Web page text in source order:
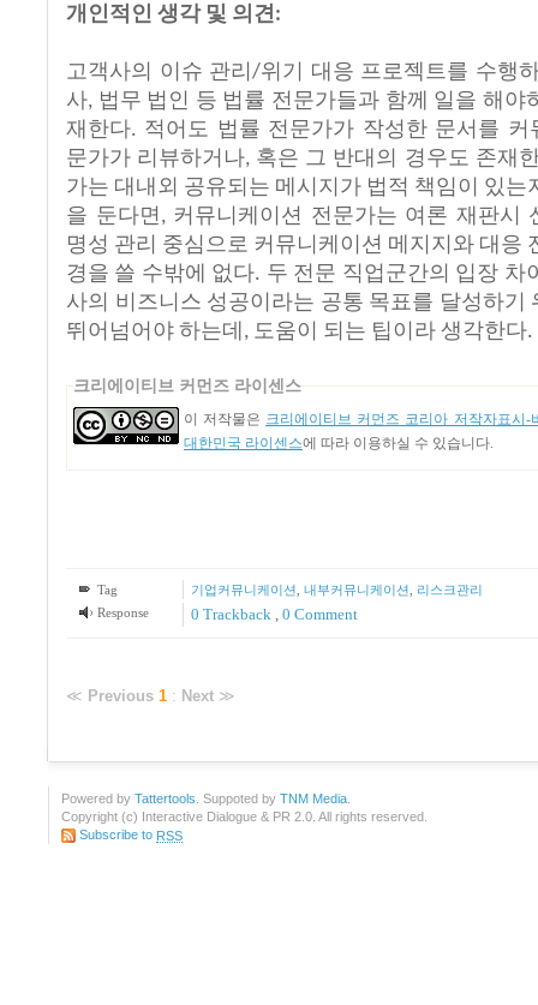
개인적인 생각 및 의견:
고객사의 이슈 관리/위기 대응 프로젝트를 수행
사, 법무 법인 등 법률 전문가들과 함께 일을 해야
재한다. 적어도 법률 전문가가 작성한 문서를 커
문가가 리뷰하거나, 혹은 그 반대의 경우도 존재
가는 대내외 공유되는 메시지가 법적 책임이
있는
을 둔다면, 커뮤니케이션 전문가는 여론 재판시
명성 관리 중심으로 커뮤니케이션 메지지와 대응
경을 쓸 수밖에 없다. 두 전문 직업군간의 입장 차
사의 비즈니스 성공이라는 공통 목표를 달성하기
뛰어넘어야 하는데 , 도움이 되는 팁이라 생각한다.
크리에이티브 커먼즈 라이센스
이 저작물은 크리에이티브 커먼즈 코리아 저작자표시-
대한민국 라이센스에 따라 이용하실 수 있습니다.
Tag 기업커뮤니케이션 내부커뮤니케이션
리스크관리
Response
0 Trackback , 0 Comment
≪ Previous 1 : Next ≫
Powered by Tattertools . Suppoted by TNM Media
Copyright (c) Interactive Dialogue & PR 2.0. All rights reserved.
Subscribe to RSS